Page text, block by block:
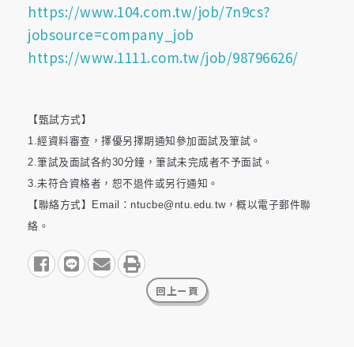
https://www.104.com.tw/job/7n9cs?
jobsource=company_job
https://www.1111.com.tw/job/98796626/
【甄試方式】
1.經資料審查，擇優另擇期通知參加面試及筆試。
2.筆試及面試各約30分鐘，筆試未完成者不予面試。
3.未符合資格者，恕不退件或另行通知。
【聯絡方式】Email：ntucbe@ntu.edu.tw，概以電子郵件聯
絡。
share to facebook
share to lineshare to email
print
回上ㄧ頁